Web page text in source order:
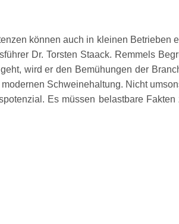
können auch in kleinen Betrieben
Dr. Torsten Staack. Remmels
wird er den Bemühungen der
Schweinehaltung. Nicht
Es müssen belastbare Fakten